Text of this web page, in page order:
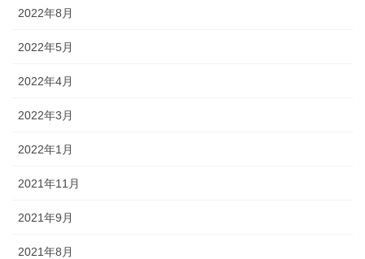
2022年8月
2022年5月
2022年4月
2022年3月
2022年1月
2021年11月
2021年9月
2021年8月